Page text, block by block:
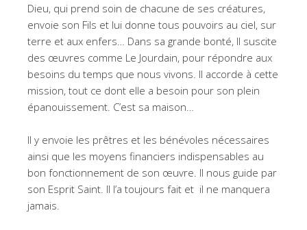
Dieu, qui prend soin de chacune de ses créatures,
envoie son Fils et lui donne tous pouvoirs au ciel, sur
terre et aux enfers… Dans sa grande bonté, Il suscite
des œuvres comme Le Jourdain, pour répondre aux
besoins du temps que nous vivons. Il accorde à cette
mission, tout ce dont elle a besoin pour son plein
épanouissement. C’est sa maison…
Il y envoie les prêtres et les bénévoles nécessaires
ainsi que les moyens financiers indispensables au
bon fonctionnement de son œuvre. Il nous guide par
son Esprit Saint. Il l’a toujours fait et il ne manquera
jamais.